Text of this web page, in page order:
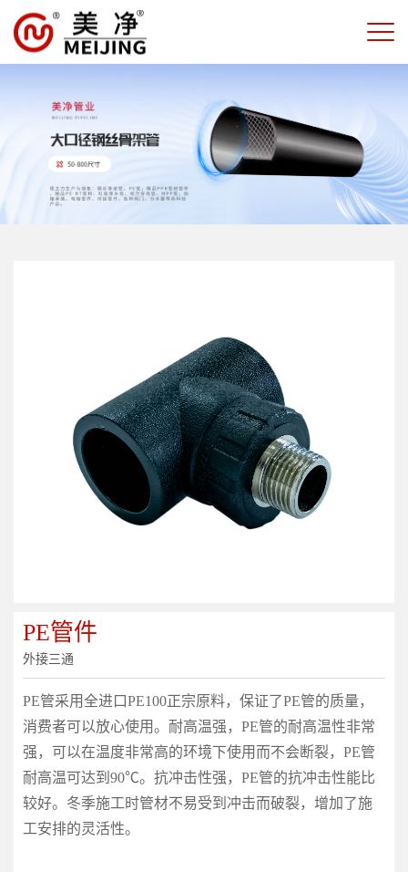
PE管件
外接三通
PE管采用全进口PE100正宗原料，保证了PE管的质量，
消费者可以放心使用。耐高温强，PE管的耐高温性非常
强，可以在温度非常高的环境下使用而不会断裂，PE管
耐高温可达到90℃。抗冲击性强，PE管的抗冲击性能比
较好。冬季施工时管材不易受到冲击而破裂，增加了施
工安排的灵活性。